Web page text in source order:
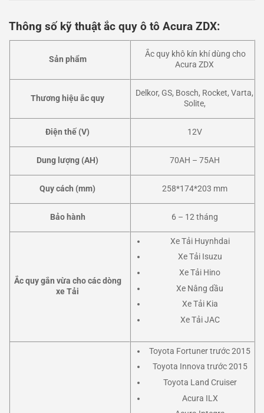
Thông số kỹ thuật ắc quy ô tô Acura ZDX:
Sản phẩm
Ắc quy khô kín khí dùng cho
Acura ZDX
Thương hiệu ắc quy
Delkor, GS, Bosch, Rocket, Varta,
Solite,
Điện thế (V) 12V
Dung lượng (AH) 70AH – 75AH
Quy cách (mm) 258*174*203 mm
Bảo hành 6 – 12 tháng
Ắc quy gắn vừa cho các dòng
xe Tải
Xe Tải Huynhdai
Xe Tải Isuzu
Xe Tải Hino
Xe Nâng dầu
Xe Tải Kia
Xe Tải JAC
Toyota Fortuner trước 2015
Toyota Innova trước 2015
Toyota Land Cruiser
Acura ILX